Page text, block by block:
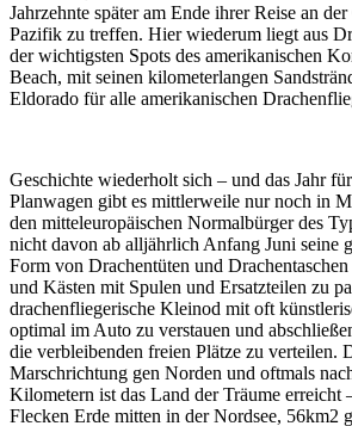
Jahrzehnte später am Ende ihrer Reise an
Pazifik zu treffen. Hier wiederum liegt aus
der wichtigsten Spots des amerikanischen
Beach, mit seinen kilometerlangen
Eldorado für alle amerikanischen
Geschichte wiederholt sich – und das Jahr
Planwagen gibt es mittlerweile nur noch in
den mitteleuropäischen Normalbürger des
nicht davon ab alljährlich Anfang Juni seine
Form von Drachentüten und
und Kästen mit Spulen und Ersatzteilen zu
drachenfliegerische Kleinod mit oft
optimal im Auto zu verstauen und
die verbleibenden freien Plätze zu verteilen.
Marschrichtung gen Norden und oftmals
Kilometern ist das Land der Träume erreicht
Flecken Erde mitten in der Nordsee, 56km2